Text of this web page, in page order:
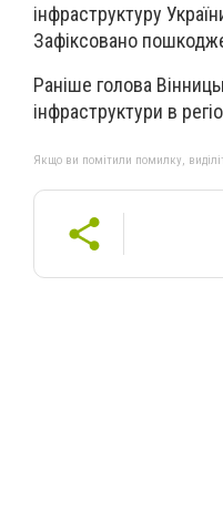
інфраструктуру
Зафіксовано
Раніше голова
інфраструктури в
Якщо ви помітили помилку,